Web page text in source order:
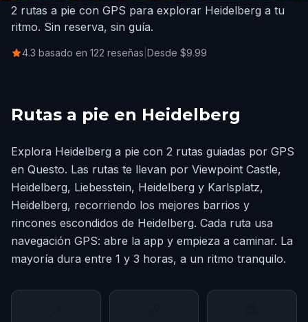
2 rutas a pie con GPS para explorar Heidelberg a tu
ritmo. Sin reserva, sin guía.
4.3 basado en 122 reseñas Desde $9.99
Rutas a pie en Heidelberg
Explora Heidelberg a pie con 2 rutas guiadas por GPS
en Questo. Las rutas te llevan por Viewpoint Castle,
Heidelberg, Liebesstein, Heidelberg y Karlsplatz,
Heidelberg, recorriendo los mejores barrios y
rincones escondidos de Heidelberg. Cada ruta usa
navegación GPS: abre la app y empieza a caminar. La
mayoría dura entre 1 y 3 horas, a un ritmo tranquilo.